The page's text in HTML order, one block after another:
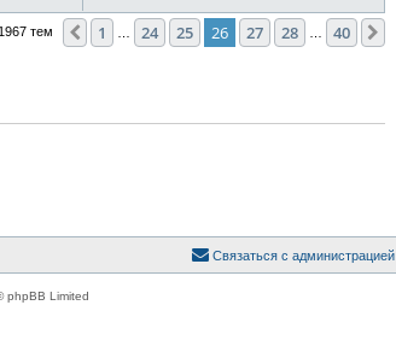
1967 тем Пред.
1 24 25 26 27 28 40
Связаться с администрацией
phpBB Limited